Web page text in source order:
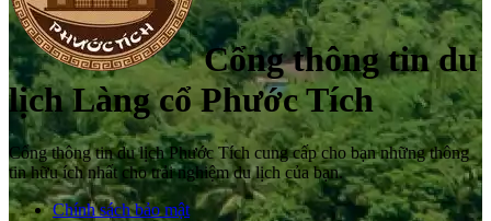
Cổng thông tin du
lịch Làng cổ Phước Tích
Cổng thông tin du lịch Phước Tích cung cấp cho bạn những thông
tin hữu ích nhất cho trải nghiệm du lịch của bạn.
Chính sách bảo mật